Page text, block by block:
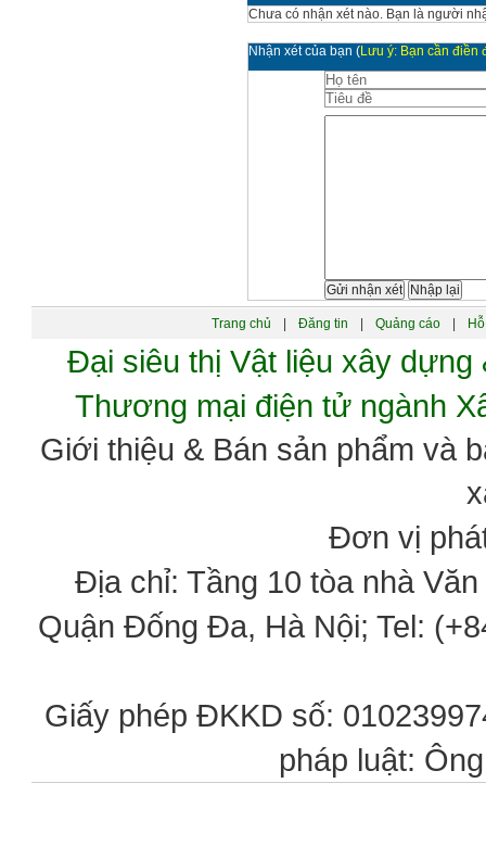
Chưa có nhận xét nào. Bạn là người
Nhận xét của bạn (Lưu ý: Bạn cần điền
Trang chủ Đăng tin Quảng cáo
Đại siêu thị Vật liệu xây
Thương mại điện tử ngành
Giới thiệu & Bán sản phẩm và
Đơn vị
Địa chỉ: Tầng 10 tòa nhà
Quận Đống Đa, Hà Nội; Tel:
Giấy phép ĐKKD số:
pháp luật: